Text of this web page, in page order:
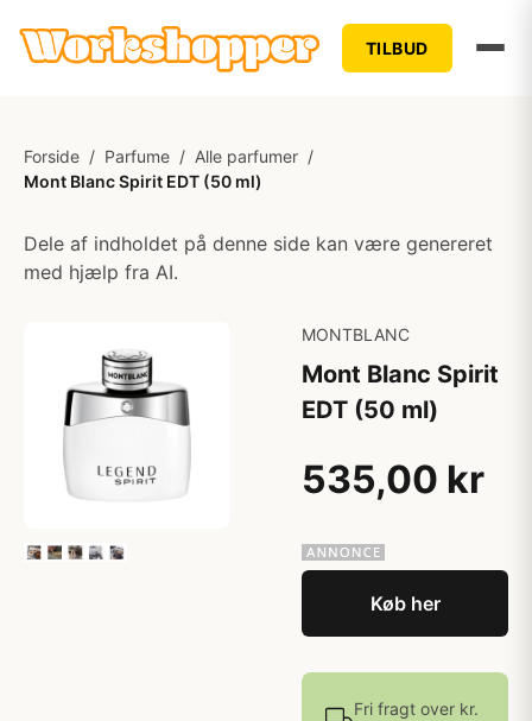
TILBUD
Forside / Parfume / Alle parfumer /
Mont Blanc Spirit EDT (50 ml)
Dele af indholdet på denne side kan være genereret
med hjælp fra AI.
MONTBLANC
Mont Blanc Spirit
EDT (50 ml)
535,00 kr
Køb her
Fri fragt over kr.